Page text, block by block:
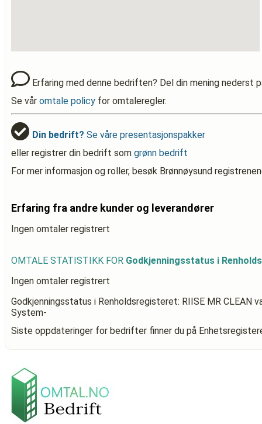
Erfaring med denne bedriften? Del din mening nederst
Se vår omtale policy for omtaleregler.
Din bedrift? Se våre presentasjonspakker
eller registrer din bedrift som grønn bedrift
For mer informasjon og roller, besøk Brønnøysund
Erfaring fra andre kunder og leverandører
Ingen omtaler registrert
OMTALE STATISTIKK FOR Godkjenningsstatus i
Ingen omtaler registrert
Godkjenningsstatus i Renholdsregisteret: RIISE MR CLEAN
System-
Siste oppdateringer for bedrifter finner du på